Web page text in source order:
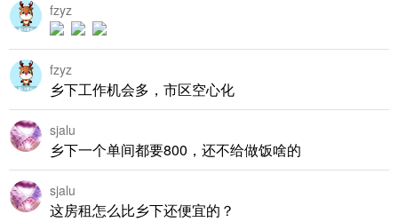
fzyz
fzyz
乡下工作机会多，市区空心化
sjalu
乡下一个单间都要800，还不给做饭啥的
sjalu
这房租怎么比乡下还便宜的？